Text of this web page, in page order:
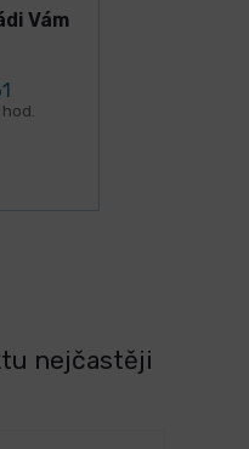
Vám
nejčastěji